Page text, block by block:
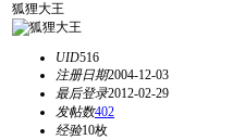
狐狸大王
UID516
注册日期2004-12-03
最后登录2012-02-29
发帖数402
经验10枚